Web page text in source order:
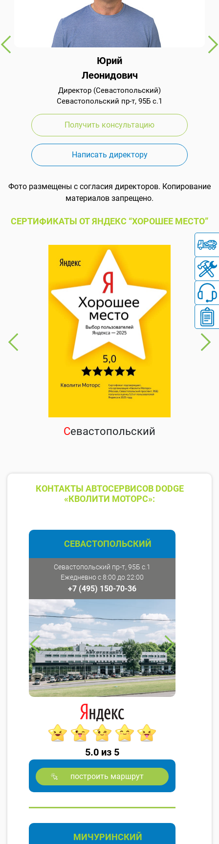
Юрий
Леонидович
Директор (Севастопольский)
Севастопольский пр-т, 95Б с.1
Получить консультацию
Написать директору
Фото размещены с согласия директоров. Копирование
материалов запрещено.
СЕРТИФИКАТЫ ОТ ЯНДЕКС “ХОРОШЕЕ МЕСТО”
Севастопольский
КОНТАКТЫ АВТОСЕРВИСОВ DODGE
«КВОЛИТИ МОТОРС»:
СЕВАСТОПОЛЬСКИЙ
Севастопольский пр-т, 95Б с.1
Ежедневно с 8:00 до 22:00
+7 (495) 150-70-36
5.0 из 5
построить маршрут
МИЧУРИНСКИЙ